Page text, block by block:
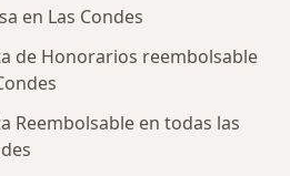
en Las Condes
de Honorarios reembolsable
Reembolsable en todas las